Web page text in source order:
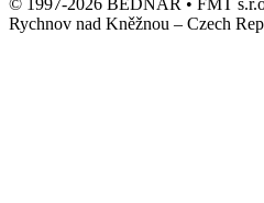
Rychnov nad Kněžnou – Czech